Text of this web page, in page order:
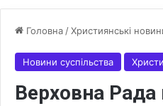
Головна /Християнські
Новини суспільства
Верховна Рада